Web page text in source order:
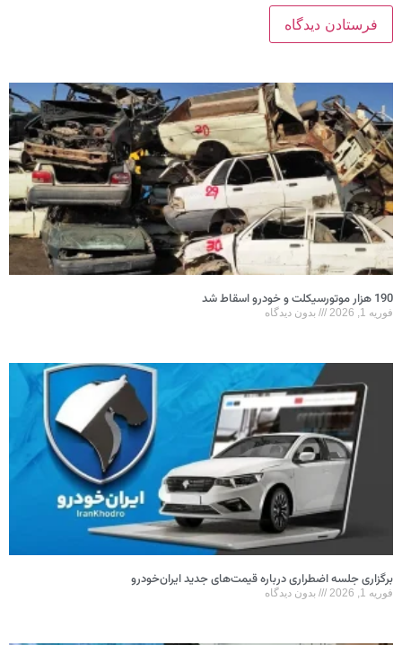
190 هزار موتورسیکلت و خودرو اسقاط شد
فوریه 1, 2026 بدون دیدگاه
برگزاری جلسه اضطراری درباره قیمت‌های جدید ایران‌خودرو
فوریه 1, 2026 بدون دیدگاه